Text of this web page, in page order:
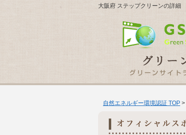
大阪府 ステップクリーンの詳細
自然エネルギー環境認証 TOP >